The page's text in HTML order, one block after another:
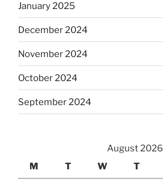
January 2025
December 2024
November 2024
October 2024
September 2024
August 2026
M
T W T